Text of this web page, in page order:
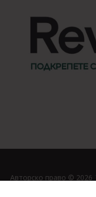
Авторско право © 2026